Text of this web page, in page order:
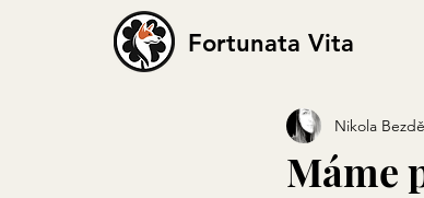
Fortunata Vita
Máme
Nikola